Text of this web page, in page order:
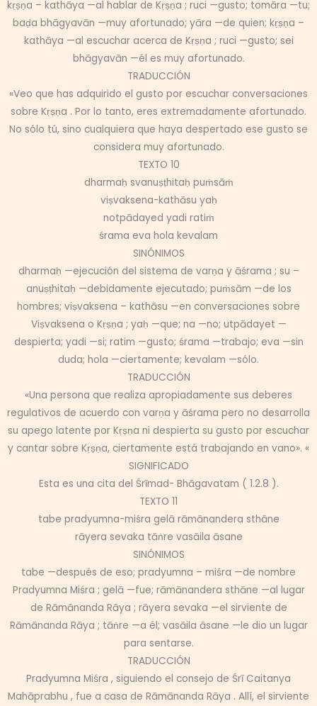
kṛṣṇa – kathāya —al hablar de Kṛṣṇa ; ruci —gusto; tomāra —tu;
baḍa bhāgyavān —muy afortunado; yāra —de quien; kṛṣṇa –
kathāya —al escuchar acerca de Kṛṣṇa ; ruci —gusto; sei
bhāgyavān —él es muy afortunado.
TRADUCCIÓN
«Veo que has adquirido el gusto por escuchar conversaciones
sobre Kṛṣṇa . Por lo tanto, eres extremadamente afortunado.
No sólo tú, sino cualquiera que haya despertado ese gusto se
considera muy afortunado.
TEXTO 10
dharmaḥ svanuṣṭhitaḥ puṁsāṁ
viṣvaksena-kathāsu yaḥ
notpādayed yadi ratiṁ
śrama eva hola kevalam
SINÓNIMOS
dharmaḥ —ejecución del sistema de varṇa y āśrama ; su –
anuṣṭhitaḥ —debidamente ejecutado; puṁsām —de los
hombres; viṣvaksena – kathāsu —en conversaciones sobre
Viṣvaksena o Kṛṣṇa ; yaḥ —que; na —no; utpādayet —
despierta; yadi —si; ratim —gusto; śrama —trabajo; eva —sin
duda; hola —ciertamente; kevalam —sólo.
TRADUCCIÓN
«Una persona que realiza apropiadamente sus deberes
regulativos de acuerdo con varṇa y āśrama pero no desarrolla
su apego latente por Kṛṣṇa ni despierta su gusto por escuchar
y cantar sobre Kṛṣṇa, ciertamente está trabajando en vano». «
SIGNIFICADO
Esta es una cita del Śrīmad- Bhāgavatam ( 1.2.8 ).
TEXTO 11
tabe pradyumna-miśra gelā rāmānandera sthāne
rāyera sevaka tāṅre vasāila āsane
SINÓNIMOS
tabe —después de eso; pradyumna – miśra —de nombre
Pradyumna Miśra ; gelā —fue; rāmānandera sthāne —al lugar
de Rāmānanda Rāya ; rāyera sevaka —el sirviente de
Rāmānanda Rāya ; tāṅre —a él; vasāila āsane —le dio un lugar
para sentarse.
TRADUCCIÓN
Pradyumna Miśra , siguiendo el consejo de Śrī Caitanya
Mahāprabhu , fue a casa de Rāmānanda Rāya . Allí, el sirviente